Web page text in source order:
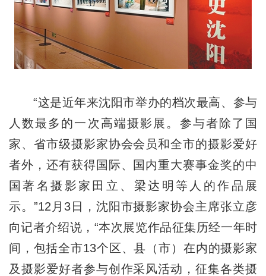
“这是近年来沈阳市举办的档次最高、参与
人数最多的一次高端摄影展。参与者除了国
家、省市级摄影家协会会员和全市的摄影爱好
者外，还有获得国际、国内重大赛事金奖的中
国著名摄影家田立、梁达明等人的作品展
示。”12月3日，沈阳市摄影家协会主席张立彦
向记者介绍说，“本次展览作品征集历经一年时
间，包括全市13个区、县（市）在内的摄影家
及摄影爱好者参与创作采风活动，征集各类摄